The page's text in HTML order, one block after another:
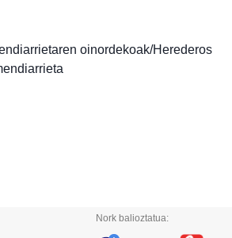
oinordekoak/Herederos
Nork balioztatua: